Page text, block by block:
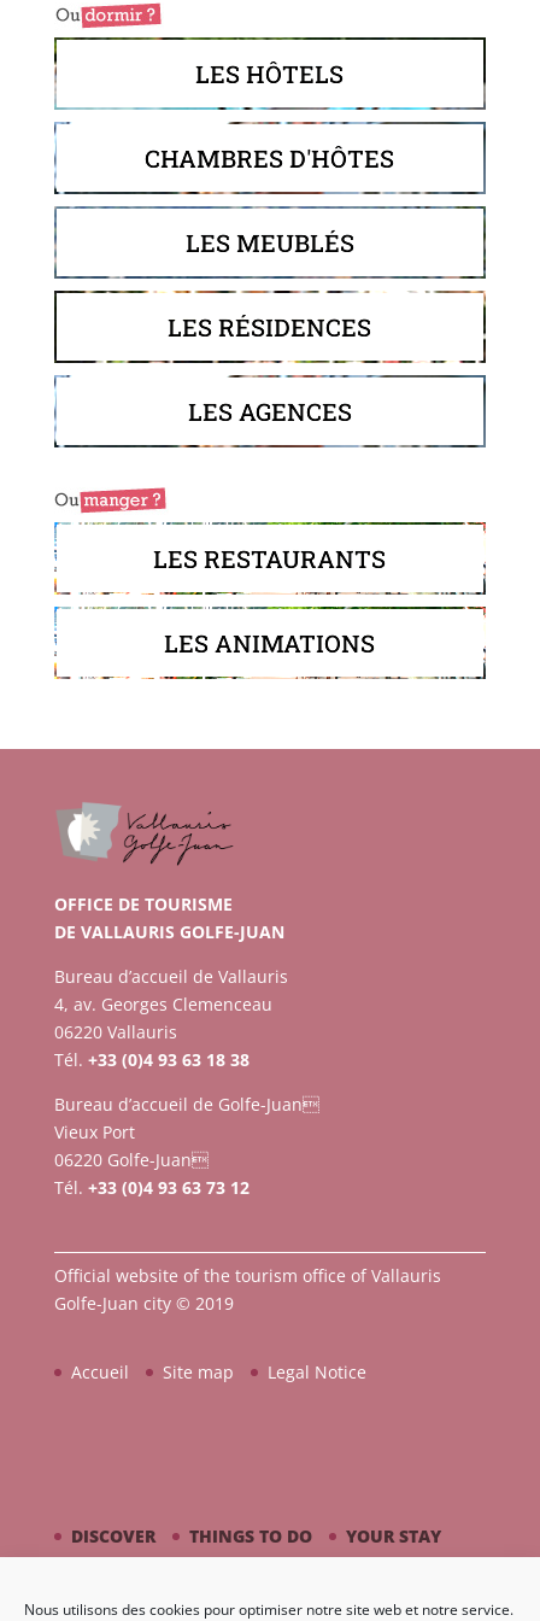
Nous utilisons des cookies pour optimiser notre site web et notre service.
LES HÔTELS
CHAMBRES D'HÔTES
LES MEUBLÉS
LES RÉSIDENCES
LES AGENCES
LES RESTAURANTS
LES ANIMATIONS
OFFICE DE TOURISME
DE VALLAURIS GOLFE-JUAN
Bureau d’accueil de Vallauris
4, av. Georges Clemenceau
06220 Vallauris
Tél. +33 (0)4 93 63 18 38
Bureau d’accueil de Golfe-Juan
Vieux Port
06220 Golfe-Juan
Tél. +33 (0)4 93 63 73 12
Official website of the tourism office of Vallauris
Golfe-Juan city © 2019
Accueil Site map Legal Notice
DISCOVER THINGS TO DO
YOUR STAY